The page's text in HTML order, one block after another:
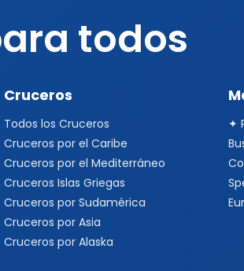
todos
Cruceros
Todos los Cruceros
Cruceros por el Caribe
Cruceros por el Mediterráneo
Cruceros Islas Griegas
Cruceros por Sudamérica
Cruceros por Asia
Cruceros por Alaska
✦